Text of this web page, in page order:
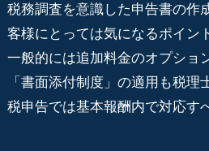
税務調査を意識した申告書の作
客様にとっては気になるポイン
一般的には追加料金のオプショ
「書面添付制度」の適用も税
税申告では基本報酬内で対応す